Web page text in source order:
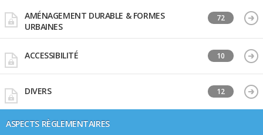
AMÉNAGEMENT DURABLE & FORMES
URBAINES
72
ACCESSIBILITÉ 10
DIVERS 12
ASPECTS RÈGLEMENTAIRES